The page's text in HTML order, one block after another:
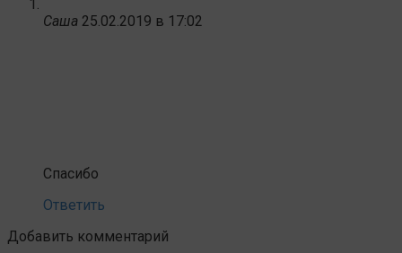
Саша 25.02.2019 в 17:02
Спасибо
Ответить
Добавить комментарий